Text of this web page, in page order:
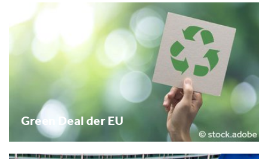
Green Deal der EU